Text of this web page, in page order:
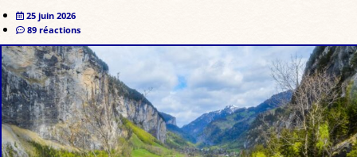
25 juin 2026
89 réactions